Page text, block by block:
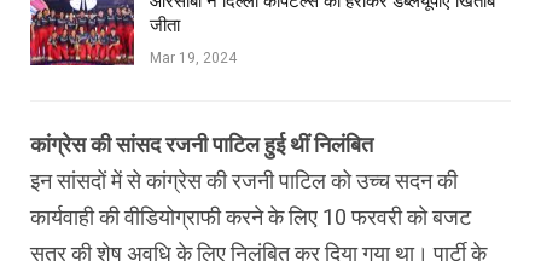
जीता
Mar 19, 2024
कांग्रेस की सांसद रजनी पाटिल हुई थीं निलंबित
इन सांसदों में से कांग्रेस की रजनी पाटिल को उच्च सदन की
कार्यवाही की वीडियोग्राफी करने के लिए 10 फरवरी को बजट
सत्र की शेष अवधि के लिए निलंबित कर दिया गया था। पार्टी के